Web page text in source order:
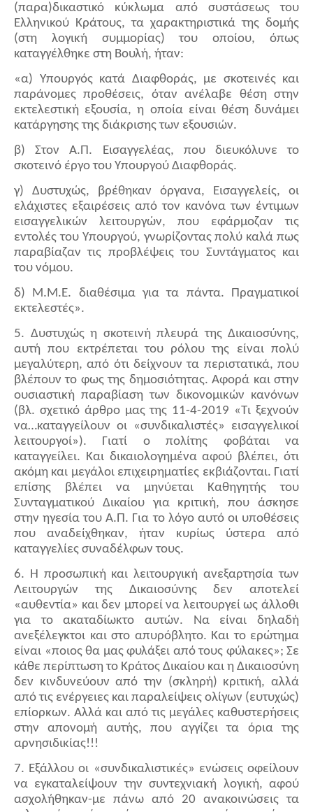
(παρα)δικαστικό κύκλωμα από συστάσεως του
Ελληνικού Κράτους, τα χαρακτηριστικά της δομής
(στη λογική συμμορίας) του οποίου, όπως
καταγγέλθηκε στη Βουλή, ήταν:
«α) Υπουργός κατά Διαφθοράς, με σκοτεινές και
παράνομες προθέσεις, όταν ανέλαβε θέση στην
εκτελεστική εξουσία, η οποία είναι θέση δυνάμει
κατάργησης της διάκρισης των εξουσιών.
β) Στον Α.Π. Εισαγγελέας, που διευκόλυνε το
σκοτεινό έργο του Υπουργού Διαφθοράς.
γ) Δυστυχώς, βρέθηκαν όργανα, Εισαγγελείς, οι
ελάχιστες εξαιρέσεις από τον κανόνα των έντιμων
εισαγγελικών λειτουργών, που εφάρμοζαν τις
εντολές του Υπουργού, γνωρίζοντας πολύ καλά πως
παραβίαζαν τις προβλέψεις του Συντάγματος και
του νόμου.
δ) Μ.Μ.Ε. διαθέσιμα για τα πάντα. Πραγματικοί
εκτελεστές».
5. Δυστυχώς η σκοτεινή πλευρά της Δικαιοσύνης,
αυτή που εκτρέπεται του ρόλου της είναι πολύ
μεγαλύτερη, από ότι δείχνουν τα περιστατικά, που
βλέπουν το φως της δημοσιότητας. Αφορά και στην
ουσιαστική παραβίαση των δικονομικών κανόνων
(βλ. σχετικό άρθρο μας της 11-4-2019 «Τι ξεχνούν
να…καταγγείλουν οι «συνδικαλιστές» εισαγγελικοί
λειτουργοί»). Γιατί ο πολίτης φοβάται να
καταγγείλει. Και δικαιολογημένα αφού βλέπει, ότι
ακόμη και μεγάλοι επιχειρηματίες εκβιάζονται. Γιατί
επίσης βλέπει να μηνύεται Καθηγητής του
Συνταγματικού Δικαίου για κριτική, που άσκησε
στην ηγεσία του Α.Π. Για το λόγο αυτό οι υποθέσεις
που αναδείχθηκαν, ήταν κυρίως ύστερα από
καταγγελίες συναδέλφων τους.
6. Η προσωπική και λειτουργική ανεξαρτησία των
Λειτουργών της Δικαιοσύνης δεν αποτελεί
«αυθεντία» και δεν μπορεί να λειτουργεί ως άλλοθι
για το ακαταδίωκτο αυτών. Να είναι δηλαδή
ανεξέλεγκτοι και στο απυρόβλητο. Και το ερώτημα
είναι «ποιος θα μας φυλάξει από τους φύλακες»; Σε
κάθε περίπτωση το Κράτος Δικαίου και η Δικαιοσύνη
δεν κινδυνεύουν από την (σκληρή) κριτική, αλλά
από τις ενέργειες και παραλείψεις ολίγων (ευτυχώς)
επίορκων. Αλλά και από τις μεγάλες καθυστερήσεις
στην απονομή αυτής, που αγγίζει τα όρια της
αρνησιδικίας!!!
7. Εξάλλου οι «συνδικαλιστικές» ενώσεις οφείλουν
να εγκαταλείψουν την συντεχνιακή λογική, αφού
ασχολήθηκαν-με πάνω από 20 ανακοινώσεις τα